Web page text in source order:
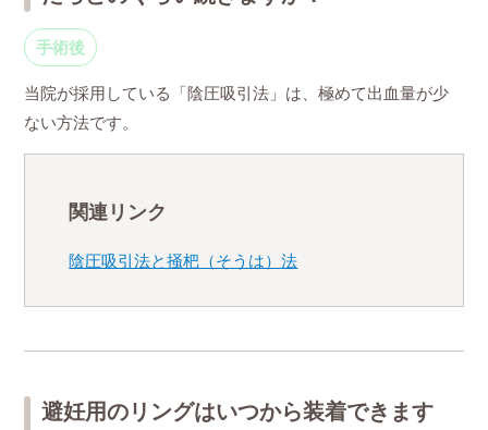
手術後
当院が採用している「陰圧吸引法」は、極めて出血量が少
ない方法です。
関連リンク
陰圧吸引法と掻杷（そうは）法
避妊用のリングはいつから装着できます